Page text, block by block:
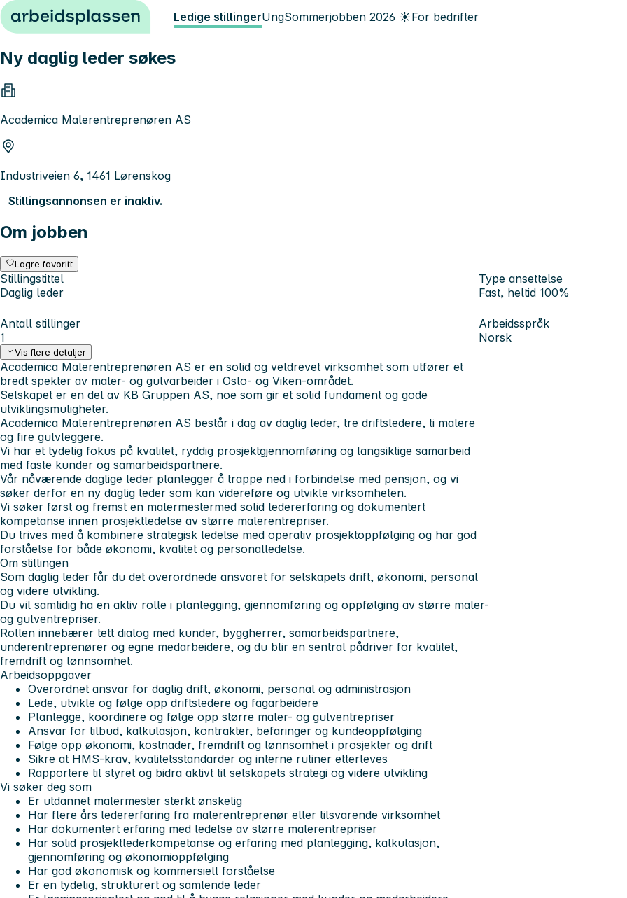
Hopp til innhold Ledige stillingerUngSommerjobben 2026 ☀️For bedrifter
Ny daglig leder søkes
Academica Malerentreprenøren AS
Industriveien 6, 1461 Lørenskog
Stillingsannonsen er inaktiv.
Om jobben
Lagre favoritt
Stillingstittel
Daglig leder
Type ansettelse
Fast, heltid 100%
Antall stillinger
1
Arbeidsspråk
Norsk
Vis flere detaljer
Academica Malerentreprenøren AS er en solid og veldrevet virksomhet som utfører et
bredt spekter av maler- og gulvarbeider i Oslo- og Viken-området.
Selskapet er en del av KB Gruppen AS, noe som gir et solid fundament og gode
utviklingsmuligheter.
Academica Malerentreprenøren AS består i dag av daglig leder, tre driftsledere, ti malere
og fire gulvleggere.
Vi har et tydelig fokus på kvalitet, ryddig prosjektgjennomføring og langsiktige samarbeid
med faste kunder og samarbeidspartnere.
Vår nåværende daglige leder planlegger å trappe ned i forbindelse med pensjon, og vi
søker derfor en ny daglig leder som kan videreføre og utvikle virksomheten.
Vi søker først og fremst en malermestermed solid ledererfaring og dokumentert
kompetanse innen prosjektledelse av større malerentrepriser.
Du trives med å kombinere strategisk ledelse med operativ prosjektoppfølging og har god
forståelse for både økonomi, kvalitet og personalledelse.
Om stillingen
Som daglig leder får du det overordnede ansvaret for selskapets drift, økonomi, personal
og videre utvikling.
Du vil samtidig ha en aktiv rolle i planlegging, gjennomføring og oppfølging av større maler-
og gulventrepriser.
Rollen innebærer tett dialog med kunder, byggherrer, samarbeidspartnere,
underentreprenører og egne medarbeidere, og du blir en sentral pådriver for kvalitet,
fremdrift og lønnsomhet.
Arbeidsoppgaver
Overordnet ansvar for daglig drift, økonomi, personal og administrasjon
Lede, utvikle og følge opp driftsledere og fagarbeidere
Planlegge, koordinere og følge opp større maler- og gulventrepriser
Ansvar for tilbud, kalkulasjon, kontrakter, befaringer og kundeoppfølging
Følge opp økonomi, kostnader, fremdrift og lønnsomhet i prosjekter og drift
Sikre at HMS-krav, kvalitetsstandarder og interne rutiner etterleves
Rapportere til styret og bidra aktivt til selskapets strategi og videre utvikling
Vi søker deg som
Er utdannet malermester sterkt ønskelig
Har flere års ledererfaring fra malerentreprenør eller tilsvarende virksomhet
Har dokumentert erfaring med ledelse av større malerentrepriser
Har solid prosjektlederkompetanse og erfaring med planlegging, kalkulasjon,
gjennomføring og økonomioppfølging
Har god økonomisk og kommersiell forståelse
Er en tydelig, strukturert og samlende leder